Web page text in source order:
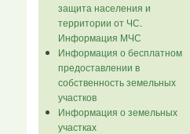
защита населения и
территории от ЧС.
Информация МЧС
Информация о бесплатном
предоставлении в
собственность земельных
участков
Информация о земельных
участках